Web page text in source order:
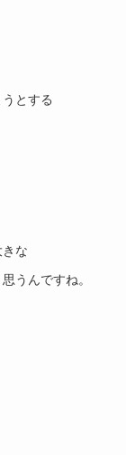
とする
な
うんですね。